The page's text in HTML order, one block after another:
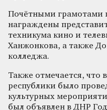
Почётными грамотами
награждены
техникума кино и
Ханжонкова, а также
колледжа.
Также отмечается, что
республики было
культурных
был объявлен в ДНР